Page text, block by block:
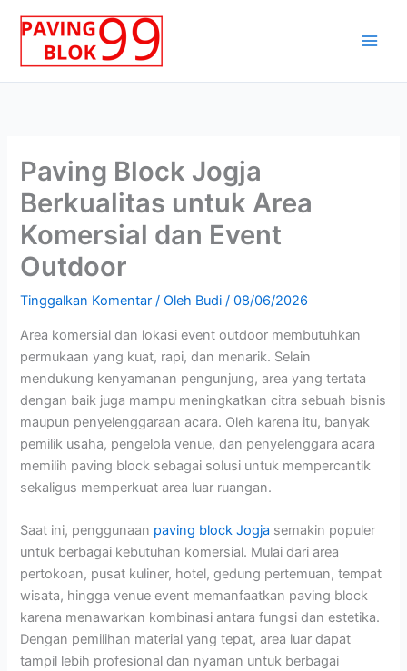
Paving Block Jogja
Berkualitas untuk Area
Komersial dan Event
Outdoor
Tinggalkan Komentar / Oleh Budi/08/06/2026
Area komersial dan lokasi event outdoor membutuhkan
permukaan yang kuat, rapi, dan menarik. Selain
mendukung kenyamanan pengunjung, area yang tertata
dengan baik juga mampu meningkatkan citra sebuah bisnis
maupun penyelenggaraan acara. Oleh karena itu, banyak
pemilik usaha, pengelola venue, dan penyelenggara acara
memilih paving block sebagai solusi untuk mempercantik
sekaligus memperkuat area luar ruangan.
Saat ini, penggunaan paving block Jogja semakin populer
untuk berbagai kebutuhan komersial. Mulai dari area
pertokoan, pusat kuliner, hotel, gedung pertemuan, tempat
wisata, hingga venue event memanfaatkan paving block
karena menawarkan kombinasi antara fungsi dan estetika.
Dengan pemilihan material yang tepat, area luar dapat
tampil lebih profesional dan nyaman untuk berbagai